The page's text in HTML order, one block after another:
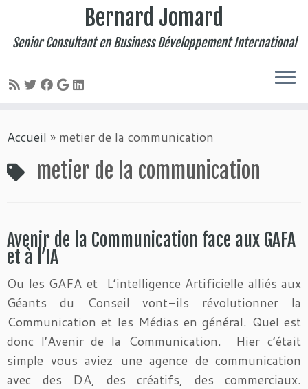
au
Bernard Jomard
Senior Consultant en Business Développement International
Accueil » metier de la communication
metier de la communication
Avenir de la Communication face aux GAFA
et à l’IA
Ou les GAFA et L’intelligence Artificielle alliés aux
Géants du Conseil vont-ils révolutionner la
Communication et les Médias en général. Quel est
donc l’Avenir de la Communication. Hier c’était
simple vous aviez une agence de communication
avec des DA, des créatifs, des commerciaux.